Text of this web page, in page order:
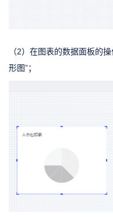
（2）在图表的数据面板的
形图”；